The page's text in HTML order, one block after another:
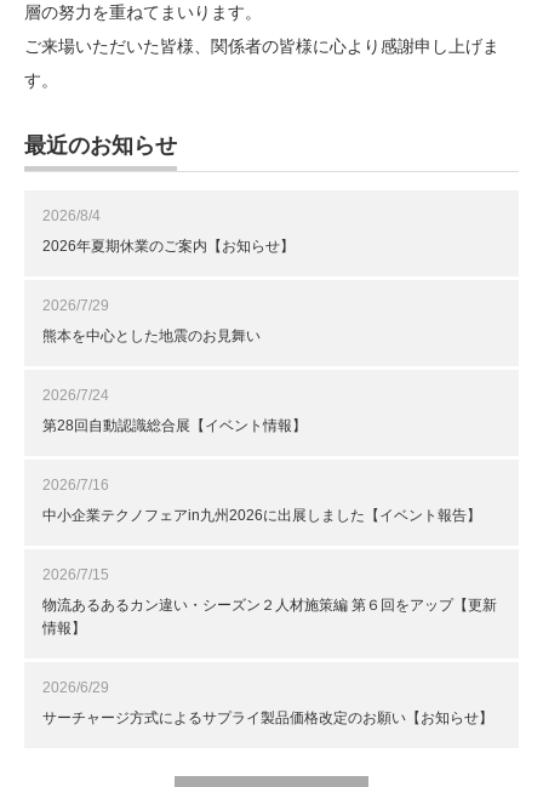
層の努力を重ねてまいります。
ご来場いただいた皆様、関係者の皆様に心より感謝申し上げま
す。
最近のお知らせ
2026/8/4
2026年夏期休業のご案内【お知らせ】
2026/7/29
熊本を中心とした地震のお見舞い
2026/7/24
第28回自動認識総合展【イベント情報】
2026/7/16
中小企業テクノフェアin九州2026に出展しました【イベント報告】
2026/7/15
物流あるあるカン違い・シーズン２人材施策編 第６回をアップ【更新
情報】
2026/6/29
サーチャージ方式によるサプライ製品価格改定のお願い【お知らせ】